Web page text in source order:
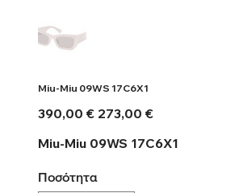
Miu-Miu 09WS 17C6X1
Αρχική
τιμή
390,00 € Τιμή
έκπτωσης
273,00 €
Miu-Miu 09WS 17C6X1
Ποσότητα